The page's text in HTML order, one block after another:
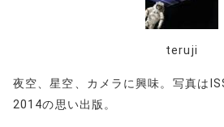
teruji
夜空、星空、カメラに興味。写真は
2014の思い出版。